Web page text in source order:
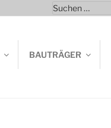
Suchen
nach:
BAUTRÄGER